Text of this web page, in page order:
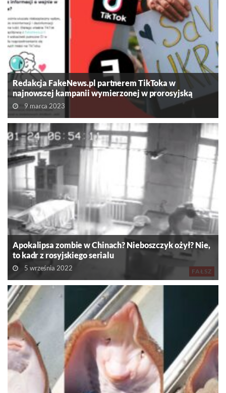
Redakcja FakeNews.pl partnerem TikToka w
najnowszej kampanii wymierzonej w prorosyjską
dezinformację
9 marca 2023
FAŁSZ
Apokalipsa zombie w Chinach? Nieboszczyk ożył? Nie,
to kadr z rosyjskiego serialu
5 września 2022